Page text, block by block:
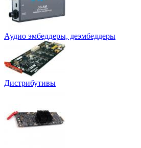
Аудио эмбеддеры, деэмбеддеры
Дистрибутивы